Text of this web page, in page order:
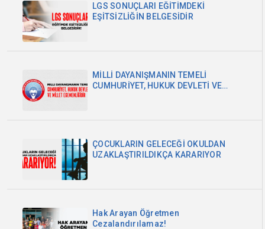
LGS SONUÇLARI EĞİTİMDEKİ
EŞİTSİZLİĞİN BELGESİDİR
MİLLİ DAYANIŞMANIN TEMELİ
CUMHURİYET, HUKUK DEVLETİ VE
ÇOCUKLARIN GELECEĞİ OKULDAN
UZAKLAŞTIRILDIKÇA KARARIYOR
Hak Arayan Öğretmen
Cezalandırılamaz!